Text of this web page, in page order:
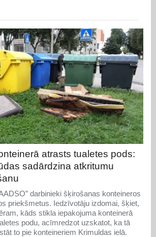
atrasts tualetes pods:
sadārdzina atkritumu
darbinieki šķirošanas konteineros
priekšmetus. Iedzīvotāju izdomai, šķiet,
kāds stikla iepakojuma konteinerā
podu, acīmredzot uzskatot, ka tā
to pie konteineriem Krimuldas ielā.